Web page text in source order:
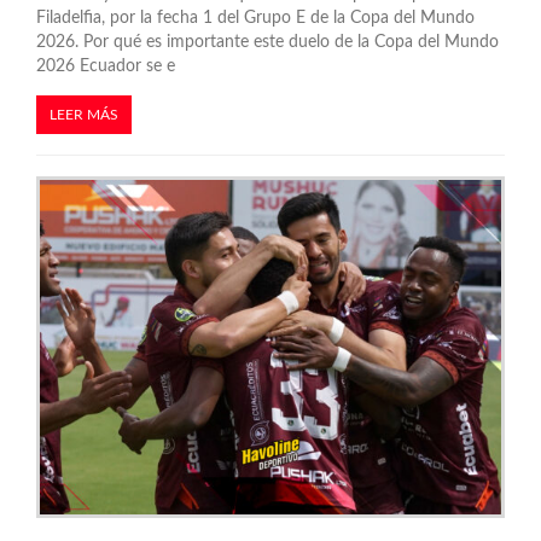
Filadelfia, por la fecha 1 del Grupo E de la Copa del Mundo
2026. Por qué es importante este duelo de la Copa del Mundo
2026 Ecuador se e
LEER MÁS